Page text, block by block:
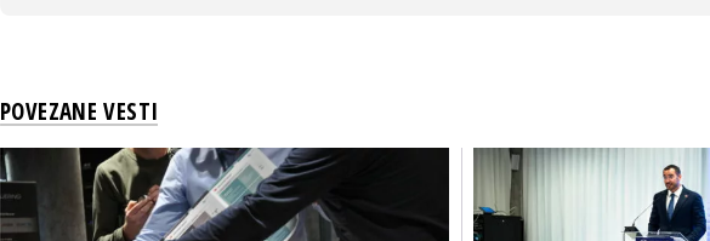
POVEZANE VESTI